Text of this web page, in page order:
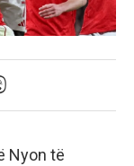
Nyon të